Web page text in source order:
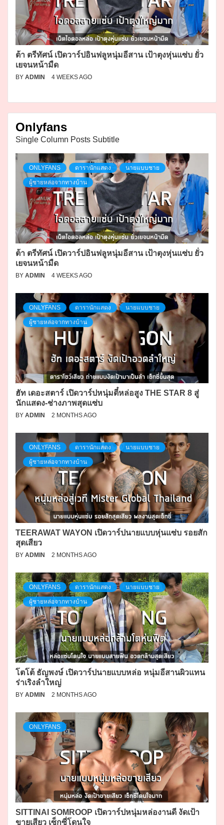
ต้า ตรีทัศน์ เปิดวาร์ปอินฟลูหนุ่มอีสาน เป้าตุงหุ่นแซ่บ ยั่ว
เยจนหน้ามืด
BY ADMIN 4 WEEKS AGO
Onlyfans
Single Column Posts Subtitle
ONLYFANS ดารานักแสดง นายแบบชาย
ผู้ชายหล่อจากทางบ้าน
ต้า ตรีทัศน์ เปิดวาร์ปอินฟลูหนุ่มอีสาน เป้าตุงหุ่นแซ่บ ยั่ว
เยจนหน้ามืด
BY ADMIN 4 WEEKS AGO
ONLYFANS ดารานักแสดง นายแบบชาย
ผู้ชายหล่อจากทางบ้าน
ฮัท เดอะสตาร์ เปิดวาร์ปหนุ่มตี๋หล่อสูง THE STAR 8 สู่
นักแสดง-ช่างภาพสุดแซ่บ
BY ADMIN 2 MONTHS AGO
ONLYFANS ดารานักแสดง นายแบบชาย
ผู้ชายหล่อจากทางบ้าน
TEERAWAT WAYON เปิดวาร์ปนายแบบหุ่นแซ่บ รอยสัก
สุดเสียว
BY ADMIN 2 MONTHS AGO
ONLYFANS ดารานักแสดง นายแบบชาย
ผู้ชายหล่อจากทางบ้าน
โตโต้ ธัญพงษ์ เปิดวาร์ปนายแบบหล่อ หนุ่มอีสานผิวแทน
ร่าเริงลำใหญ่
BY ADMIN 2 MONTHS AGO
ONLYFANS
SITTINAI SOMROOP เปิดวาร์ปหนุ่มหล่องานดี งัดเป้า
ขายเสียว เซ็กซี่โดนใจ